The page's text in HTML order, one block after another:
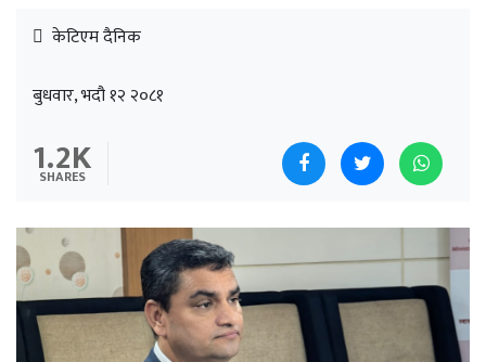
केटिएम दैनिक
बुधवार, भदौ १२ २०८१
1.2K
SHARES